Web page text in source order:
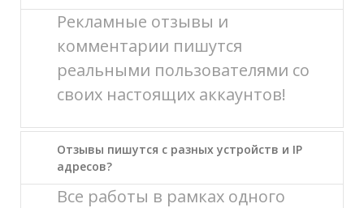
Рекламные отзывы и
комментарии пишутся
реальными пользователями со
своих настоящих аккаунтов!
Отзывы пишутся с разных устройств и IP
адресов?
Все работы в рамках одного